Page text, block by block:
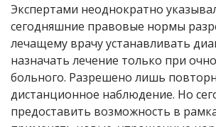
Экспертами неоднократно
сегодняшние правовые нормы
лечащему врачу устанавливать
назначать лечение только при
больного. Разрешено лишь
дистанционное наблюдение. Но
предоставить возможность в